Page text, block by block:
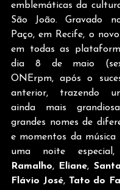
emblemáticas da
São João. Gravado
Paço, em Recife, o
em todas as
dia 8 de maio
ONErpm, após o
anterior, trazendo
ainda mais
grandes nomes de
e momentos da música
uma noite
Ramalho, Eliane,
Flávio José, Tato do